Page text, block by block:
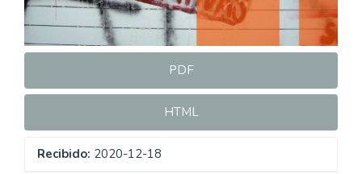
PDF
HTML
Recibido: 2020-12-18